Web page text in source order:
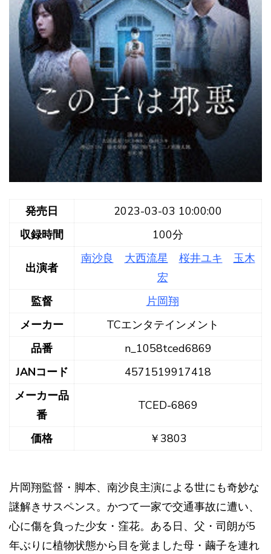
発売日
2023-03-03 10:00:00
収録時間
100分
出演者
南沙良 大西流星 桜井ユキ
玉木
宏
監督
片岡翔
メーカー
TCエンタテインメント
品番
n_1058tced6869
JANコード
4571519917418
メーカー品
番
TCED-6869
価格 ￥3803
片岡翔監督・脚本、南沙良主演による世にも奇妙な
謎解きサスペンス。かつて一家で交通事故に遭い、
心に傷を負った少女・窪花。ある日、父・司朗が5
年ぶりに植物状態から目を覚ました母・繭子を連れ